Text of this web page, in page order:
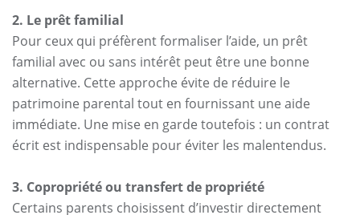
2. Le prêt familial
Pour ceux qui préfèrent formaliser l’aide, un prêt
familial avec ou sans intérêt peut être une bonne
alternative. Cette approche évite de réduire le
patrimoine parental tout en fournissant une aide
immédiate. Une mise en garde toutefois : un contrat
écrit est indispensable pour éviter les malentendus.
3. Copropriété ou transfert de propriété
Certains parents choisissent d’investir directement